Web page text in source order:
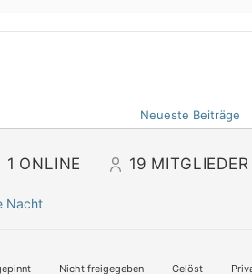
Neueste Beiträge
1 ONLINE 19 MITGLIEDER
Nacht
Nicht freigegeben Gelöst